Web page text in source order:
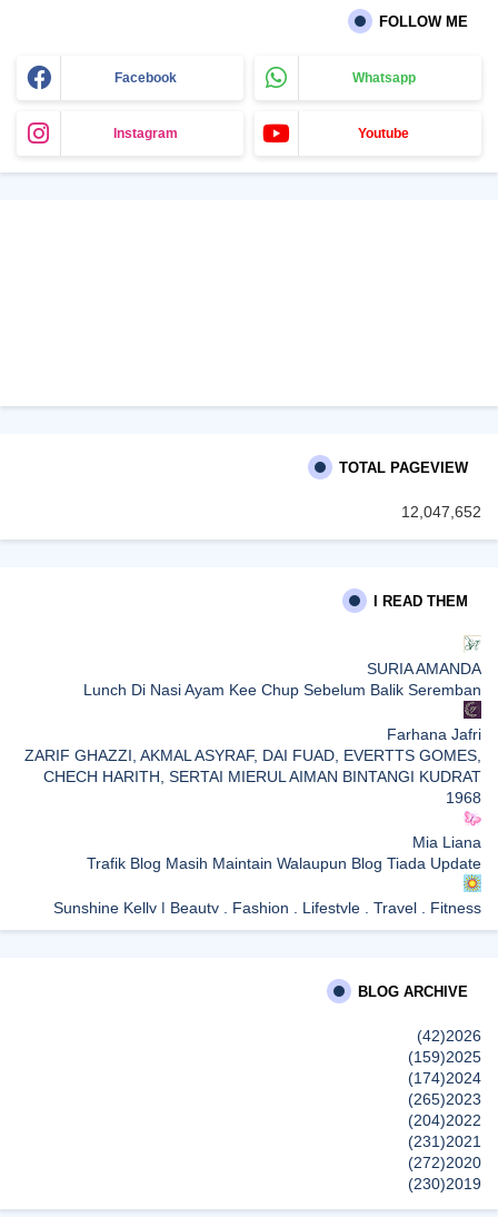
FOLLOW ME
Facebook Whatsapp
Instagram Youtube
TOTAL PAGEVIEW
12,047,652
I READ THEM
SURIA AMANDA
Lunch Di Nasi Ayam Kee Chup Sebelum Balik Seremban
Farhana Jafri
ZARIF GHAZZI, AKMAL ASYRAF, DAI FUAD, EVERTTS GOMES,
CHECH HARITH, SERTAI MIERUL AIMAN BINTANGI KUDRAT
1968
Mia Liana
Trafik Blog Masih Maintain Walaupun Blog Tiada Update
Sunshine Kelly | Beauty . Fashion . Lifestyle . Travel . Fitness
Best New Apps of 2026: 8 Fresh Downloads Worth Trying
Tried Every Cream for Your Pigmentation? Here's Why Pico Laser
إظهار الكل
BLOG ARCHIVE
2026
(42)
2025
(159)
2024
(174)
2023
(265)
2022
(204)
2021
(231)
2020
(272)
2019
(230)